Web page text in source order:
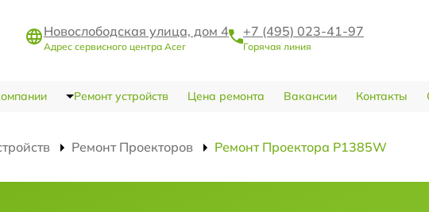
Новослободская улица, дом 4
Адрес сервисного центра Acer
+7 (495) 023-41-97
Горячая линия
Ремонт устройств Цена ремонта Вакансии Контакты
Ремонт Проекторов Ремонт Проектора P1385W